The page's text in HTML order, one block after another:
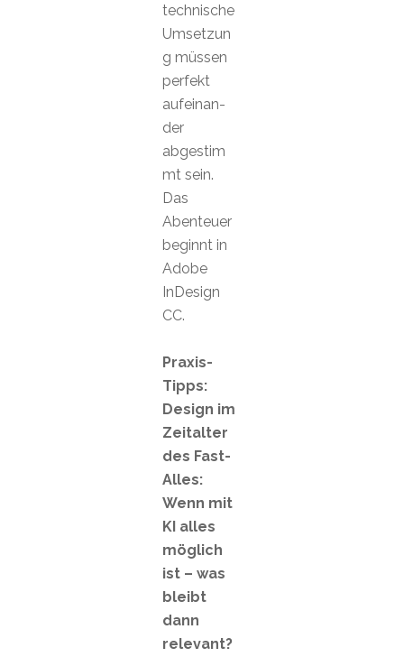
technische
Umsetzun
g müssen
perfekt
aufeinan-
der
abgestim
mt sein.
Das
Abenteuer
beginnt in
Adobe
InDesign
CC.
Praxis-
Tipps:
Design im
Zeitalter
des Fast-
Alles:
Wenn mit
KI alles
möglich
ist – was
bleibt
dann
relevant?